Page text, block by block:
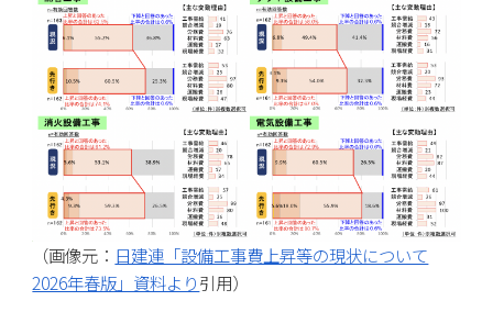
（画像元： 日建連「設備工事費上昇等の現状について
2026年春版」資料より引用）